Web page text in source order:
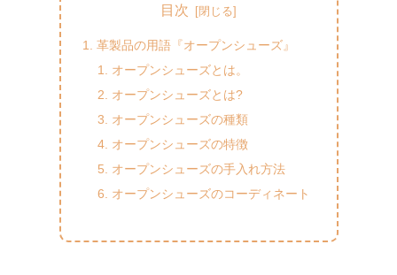
目次
革製品の用語『オープンシューズ』
オープンシューズとは。
オープンシューズとは?
オープンシューズの種類
オープンシューズの特徴
オープンシューズの手入れ方法
オープンシューズのコーディネート